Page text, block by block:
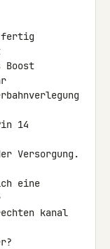
fertig
Boost
14
Versorgung.
eine
kanal